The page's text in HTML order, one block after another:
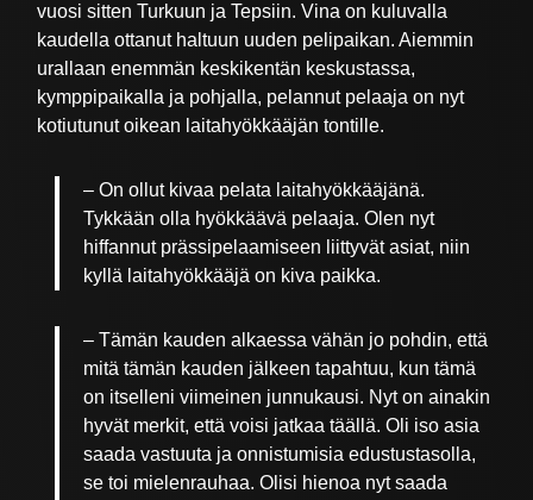
vuosi sitten Turkuun ja Tepsiin. Vina on kuluvalla
kaudella ottanut haltuun uuden pelipaikan. Aiemmin
urallaan enemmän keskikentän keskustassa,
kymppipaikalla ja pohjalla, pelannut pelaaja on nyt
kotiutunut oikean laitahyökkääjän tontille.
– On ollut kivaa pelata laitahyökkääjänä.
Tykkään olla hyökkäävä pelaaja. Olen nyt
hiffannut prässipelaamiseen liittyvät asiat, niin
kyllä laitahyökkääjä on kiva paikka.
– Tämän kauden alkaessa vähän jo pohdin, että
mitä tämän kauden jälkeen tapahtuu, kun tämä
on itselleni viimeinen junnukausi. Nyt on ainakin
hyvät merkit, että voisi jatkaa täällä. Oli iso asia
saada vastuuta ja onnistumisia edustustasolla,
se toi mielenrauhaa. Olisi hienoa nyt saada